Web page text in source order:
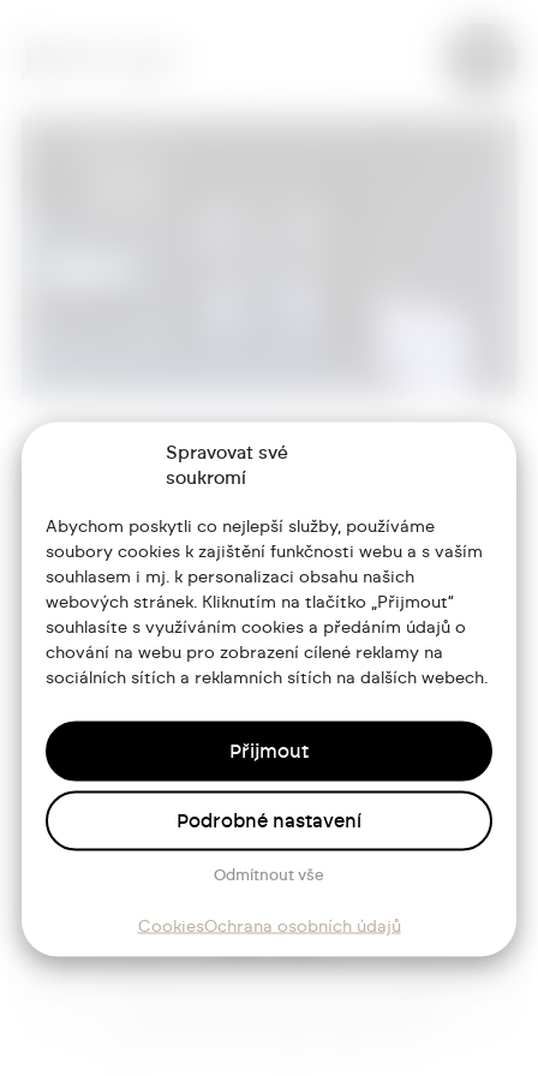
Spravovat své
soukromí
Abychom poskytli co nejlepší služby, používáme
soubory cookies k zajištění funkčnosti webu a s vaším
souhlasem i mj. k personalizaci obsahu našich
webových stránek. Kliknutím na tlačítko „Přijmout“
souhlasíte s využíváním cookies a předáním údajů o
chování na webu pro zobrazení cílené reklamy na
sociálních sítích a reklamních sítích na dalších webech.
Přijmout
Odmítnout vše
Podrobné nastavení
CookiesOchrana osobních údajů
Portfolio
O mně
Služby
Blog
Kontakt
+420 773 986 416
jtdesign@joseftrakal.cz